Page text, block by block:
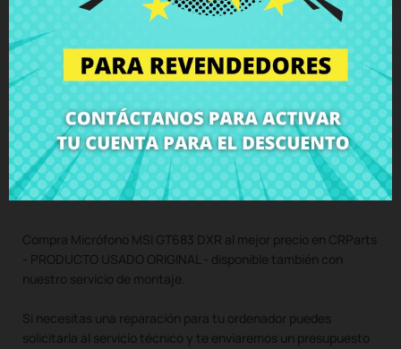
Comentarios
Micrófono MSI GT683 DXR
Compra Micrófono MSI GT683 DXR al mejor precio en CRParts
- PRODUCTO USADO ORIGINAL - disponible también con
nuestro servicio de montaje.
Si necesitas una reparación para tu ordenador puedes
solicitarla al servicio técnico y te enviaremos un presupuesto